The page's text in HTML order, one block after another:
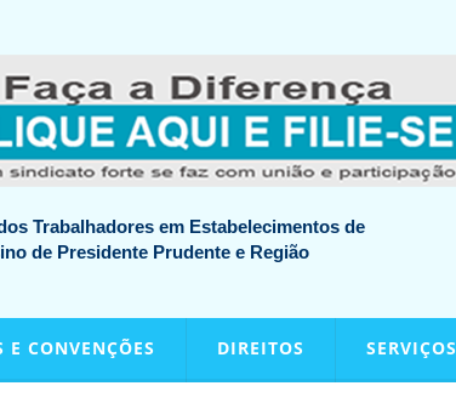
Trabalhadores em Estabelecimentos de
de Presidente Prudente e Região
E CONVENÇÕES DIREITOS SERVIÇOS